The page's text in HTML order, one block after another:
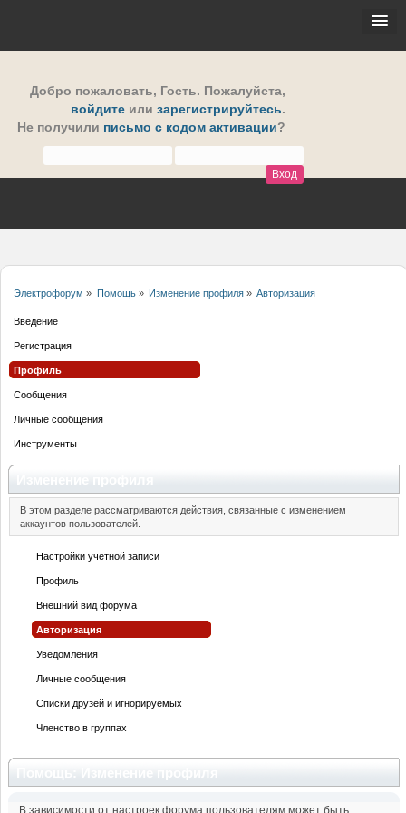
Добро пожаловать, Гость. Пожалуйста,
войдите или зарегистрируйтесь.
Не получили письмо с кодом активации?
Электрофорум » Помощь» Изменение профиля» Авторизация
Введение
Регистрация
Профиль
Сообщения
Личные сообщения
Инструменты
В этом разделе рассматриваются действия, связанные с изменением
аккаунтов пользователей.
Настройки учетной записи
Профиль
Внешний вид форума
Авторизация
Уведомления
Личные сообщения
Списки друзей и игнорируемых
Членство в группах
В зависимости от настроек форума пользователям может быть